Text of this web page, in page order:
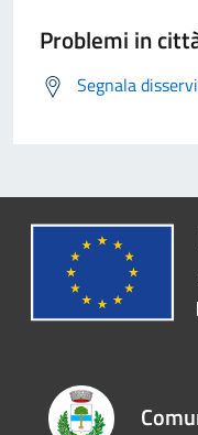
Problemi in
Segnala